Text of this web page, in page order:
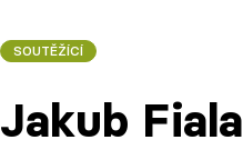
SOUTĚŽÍCÍ
Jakub Fiala